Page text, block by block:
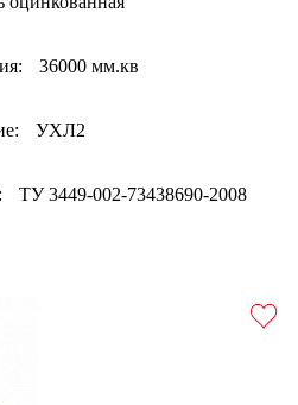
36000 мм.кв
УХЛ2
ТУ 3449-002-73438690-2008